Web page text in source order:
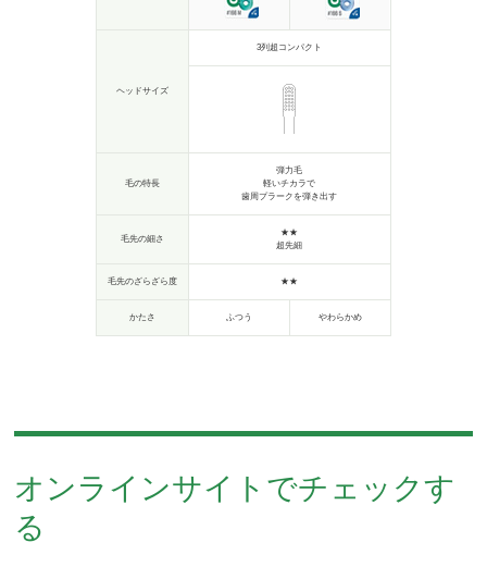
ヘッドサイズ
3列超コンパクト
毛の特長
弾力毛
軽いチカラで
歯周プラークを弾き出す
毛先の細さ
★★
超先細
毛先のざらざら度 ★★
かたさ ふつう やわらかめ
オンラインサイトでチェックす
る